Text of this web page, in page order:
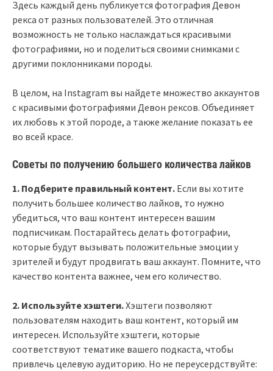
Здесь каждый день публикуется фотография Девон
рекса от разных пользователей. Это отличная
возможность не только наслаждаться красивыми
фотографиями, но и поделиться своими снимками с
другими поклонниками породы.
В целом, на Instagram вы найдете множество аккаунтов
с красивыми фотографиями Девон рексов. Объединяет
их любовь к этой породе, а также желание показать ее
во всей красе.
Советы по получению большего количества лайков
1. Подберите правильный контент. Если вы хотите
получить большее количество лайков, то нужно
убедиться, что ваш контент интересен вашим
подписчикам. Постарайтесь делать фотографии,
которые будут вызывать положительные эмоции у
зрителей и будут продвигать ваш аккаунт. Помните, что
качество контента важнее, чем его количество.
2. Используйте хэштеги.Хэштеги позволяют
пользователям находить ваш контент, который им
интересен. Используйте хэштеги, которые
соответствуют тематике вашего подкаста, чтобы
привлечь целевую аудиторию. Но не переусердствуйте: